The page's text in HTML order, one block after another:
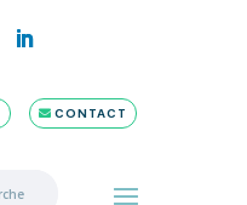
CONTACT